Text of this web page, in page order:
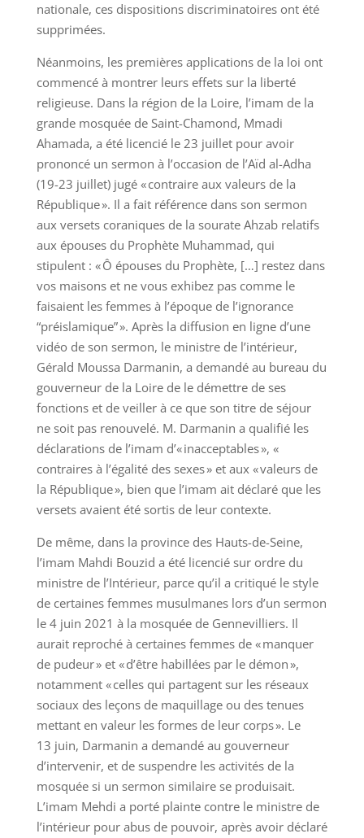
nationale, ces dispositions discriminatoires ont été
supprimées.
Néanmoins, les premières applications de la loi ont
commencé à montrer leurs effets sur la liberté
religieuse. Dans la région de la Loire, l’imam de la
grande mosquée de Saint-Chamond, Mmadi
Ahamada, a été licencié le 23 juillet pour avoir
prononcé un sermon à l’occasion de l’Aïd al-Adha
(19-23 juillet) jugé « contraire aux valeurs de la
République ». Il a fait référence dans son sermon
aux versets coraniques de la sourate Ahzab relatifs
aux épouses du Prophète Muhammad, qui
stipulent : « Ô épouses du Prophète, […] restez dans
vos maisons et ne vous exhibez pas comme le
faisaient les femmes à l’époque de l’ignorance
“préislamique” ». Après la diffusion en ligne d’une
vidéo de son sermon, le ministre de l’intérieur,
Gérald Moussa Darmanin, a demandé au bureau du
gouverneur de la Loire de le démettre de ses
fonctions et de veiller à ce que son titre de séjour
ne soit pas renouvelé. M. Darmanin a qualifié les
déclarations de l’imam d’« inacceptables », «
contraires à l’égalité des sexes » et aux « valeurs de
la République », bien que l’imam ait déclaré que les
versets avaient été sortis de leur contexte.
De même, dans la province des Hauts-de-Seine,
l’imam Mahdi Bouzid a été licencié sur ordre du
ministre de l’Intérieur, parce qu’il a critiqué le style
de certaines femmes musulmanes lors d’un sermon
le 4 juin 2021 à la mosquée de Gennevilliers. Il
aurait reproché à certaines femmes de « manquer
de pudeur » et « d’être habillées par le démon »,
notamment « celles qui partagent sur les réseaux
sociaux des leçons de maquillage ou des tenues
mettant en valeur les formes de leur corps ». Le
13 juin, Darmanin a demandé au gouverneur
d’intervenir, et de suspendre les activités de la
mosquée si un sermon similaire se produisait.
L’imam Mehdi a porté plainte contre le ministre de
l’intérieur pour abus de pouvoir, après avoir déclaré